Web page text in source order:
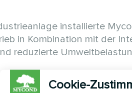
installierte
in Kombination mit der
reduzierte
Cookie-